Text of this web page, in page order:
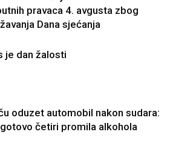
pravaca 4. avgusta zbog
Dana sjećanja
je dan žalosti
oduzet automobil nakon sudara:
četiri promila alkohola